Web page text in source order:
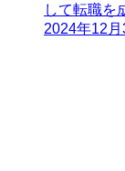
して転職を
2024年12月